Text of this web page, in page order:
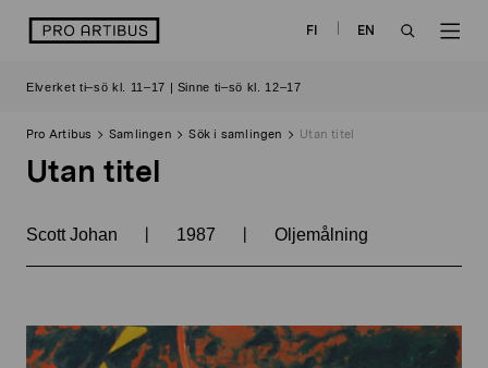
logo FI
EN
Elverket ti–sö kl. 11–17 | Sinne ti–sö kl. 12–17
Pro Artibus Samlingen Sök i samlingen Utan titel
Utan titel
Scott Johan | 1987 | Oljemålning